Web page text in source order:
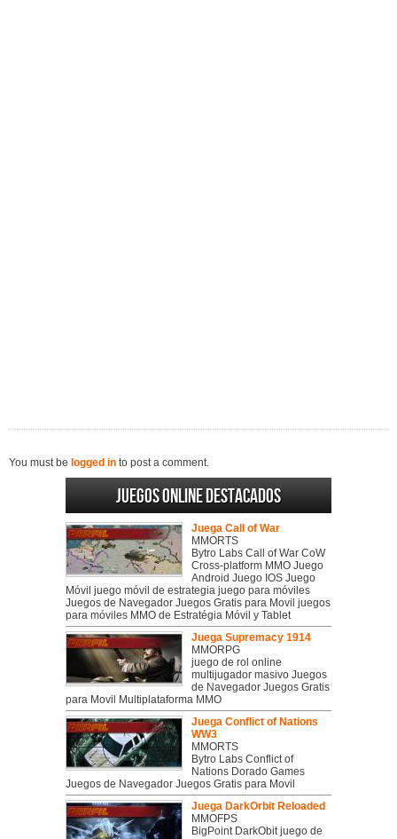
You must be logged in to post a comment.
Juegos online destacados
Juega Call of War
MMORTS
Bytro Labs Call of War CoW
Cross-platform MMO Juego
Android Juego IOS Juego
Móvil juego móvil de estrategia juego para móviles
Juegos de Navegador Juegos Gratis para Movil juegos
para móviles MMO de Estratégia Móvil y Tablet
Juega Supremacy 1914
MMORPG
juego de rol online
multijugador masivo Juegos
de Navegador Juegos Gratis
para Movil Multiplataforma MMO
Juega Conflict of Nations
WW3
MMORTS
Bytro Labs Conflict of
Nations Dorado Games
Juegos de Navegador Juegos Gratis para Movil
Juega DarkOrbit Reloaded
MMOFPS
BigPoint DarkObit juego de